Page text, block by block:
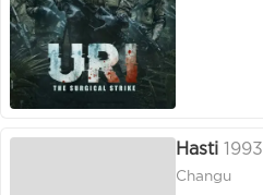
Hasti 1993
Changu